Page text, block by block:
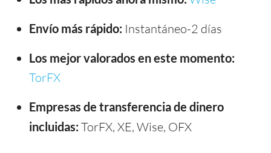
Envío más rápido: Instantáneo-2 días
Los mejor valorados en este momento:
TorFX
Empresas de transferencia de dinero
incluidas: TorFX, XE, Wise, OFX